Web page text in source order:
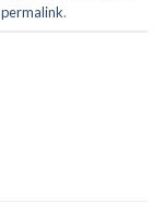
permalink.